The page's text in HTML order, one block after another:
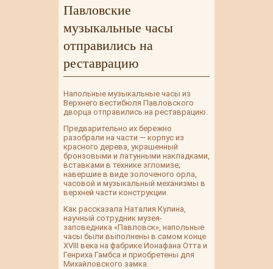
Павловские
музыкальные часы
отправились на
реставрацию
Напольные музыкальные часы из
Верхнего вестибюля Павловского
дворца отправились на реставрацию.
Предварительно их бережно
разобрали на части — корпус из
красного дерева, украшенный
бронзовыми и латунными накладками,
вставками в технике эгломизе;
навершие в виде золоченого орла,
часовой и музыкальный механизмы в
верхней части конструкции.
Как рассказала Наталия Кулина,
научный сотрудник музея-
заповедника «Павловск», напольные
часы были выполнены в самом конце
XVIII века на фабрике Ионафана Отта и
Генриха Гамбса и приобретены для
Михайловского замка.